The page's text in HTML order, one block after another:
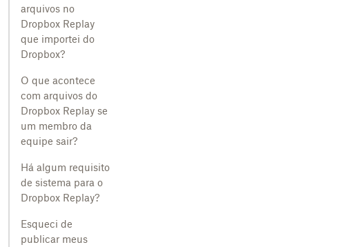
arquivos no
Dropbox Replay
que importei do
Dropbox?
O que acontece
com arquivos do
Dropbox Replay se
um membro da
equipe sair?
Há algum requisito
de sistema para o
Dropbox Replay?
Esqueci de
publicar meus